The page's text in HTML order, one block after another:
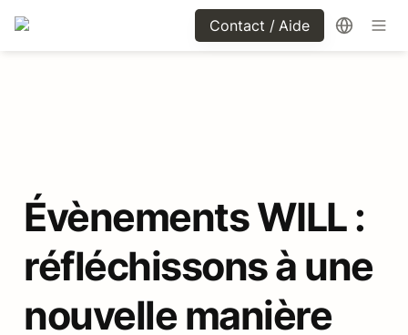
Contact / Aide
Évènements WILL :
réfléchissons à une
nouvelle manière